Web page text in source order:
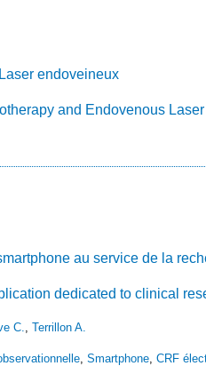
endoveineux
and Endovenous Laser
au service de la
dedicated to clinical
C., Terrillon A.
, Smartphone, CRF